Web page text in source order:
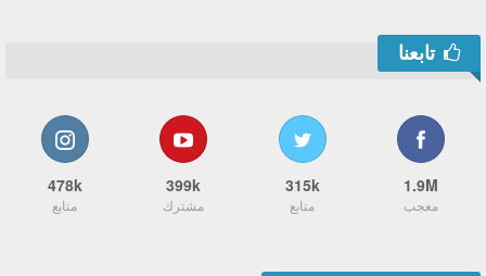
تابعنا
1.9M
معجب
315k
متابع
399k
مشترك
478k
متابع